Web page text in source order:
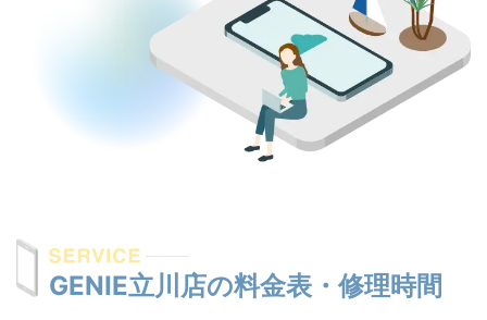
GENIE立川店の料金表・修理時間